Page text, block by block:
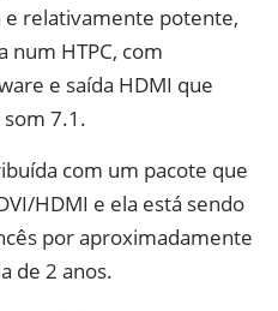
relativamente potente,
num HTPC, com
e saída HDMI que
7.1.
com um pacote que
HDMI e ela está sendo
por aproximadamente
de 2 anos.